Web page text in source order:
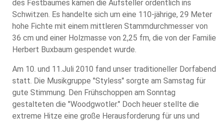
des Festbaumes kamen die Aufsteller ordentlich ins
Schwitzen. Es handelte sich um eine 110-jährige, 29 Meter
hohe Fichte mit einem mittleren Stammdurchmesser von
36 cm und einer Holzmasse von 2,25 fm, die von der Familie
Herbert Buxbaum gespendet wurde.
Am 10. und 11.Juli 2010 fand unser traditioneller Dorfabend
statt. Die Musikgruppe "Styless" sorgte am Samstag für
gute Stimmung. Den Frühschoppen am Sonntag
gestalteten die "Woodgwotler." Doch heuer stellte die
extreme Hitze eine große Herausforderung für uns und